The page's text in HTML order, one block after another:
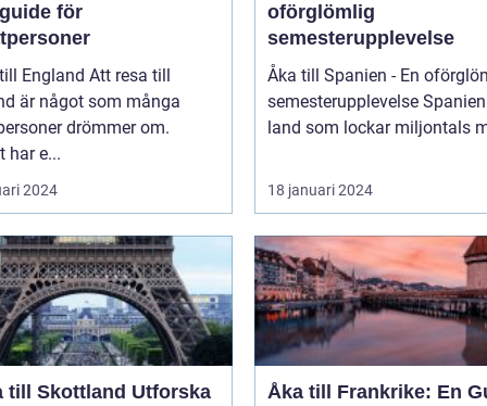
för
Att resa till
är något som många
drömmer om.
har e...
2024
oförglömlig
semesterupplevelse
Åka till Spanien - En
semesterupplevelse Spanien är ett
land som lockar miljontals
18 januari 2024
Skottland Utforska
Åka till Frankrike: En